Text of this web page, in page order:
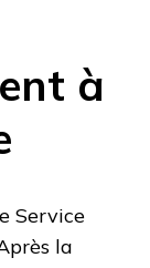
à
Service
la